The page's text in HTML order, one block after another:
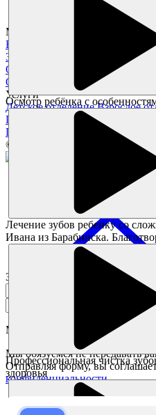
Осмотр ребёнка с
Лечение зубов ребенку со
Ивана из Барабинска.
Профессиональная чистка
здоровья
Magickids Новосибирск, 2026
Благотворительность
Заявление на получение
О нас
О клинике
Специалисты
Услуги
Детское отделение Взрослое
Полезное
Памятка пациента
Статьи
© Все права защищены.
Заказать звонок
Мы перезвоним в течении
Мы обязуемся не передавать
Отправляя форму, вы
конфиденциальности